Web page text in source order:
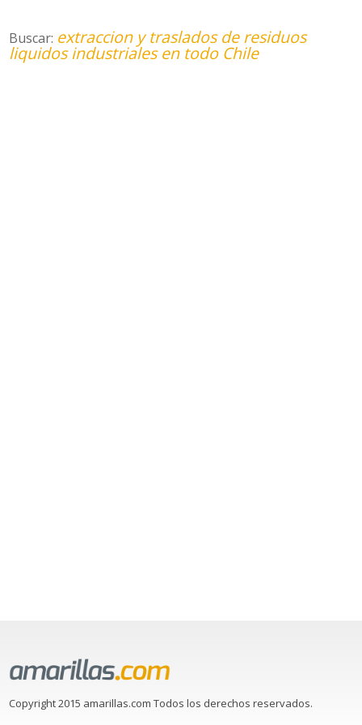
Buscar: extraccion y traslados de residuos
liquidos industriales en todo Chile
Copyright 2015 amarillas.com Todos los derechos reservados.